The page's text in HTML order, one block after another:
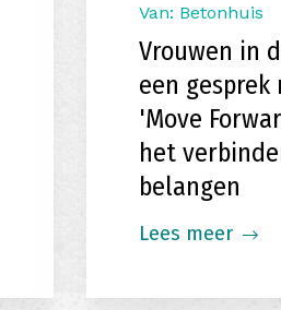
Van: Betonhuis
Vrouwen in
een
'Move
het
belangen
Lees meer